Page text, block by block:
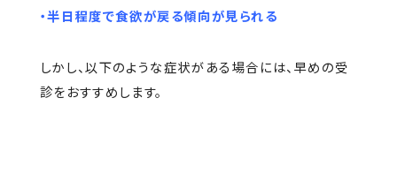
・半日程度で食欲が戻る傾向が見られる
しかし、以下のような症状がある場合には、早めの受
診をおすすめします。